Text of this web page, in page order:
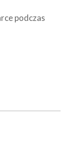
podczas